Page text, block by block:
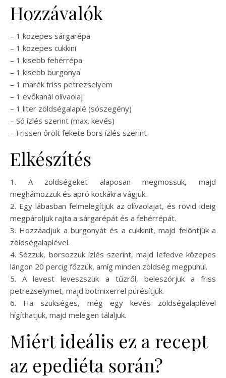
Hozzávalók
– 1 közepes sárgarépa
– 1 közepes cukkini
– 1 kisebb fehérrépa
– 1 kisebb burgonya
– 1 marék friss petrezselyem
– 1 evőkanál olívaolaj
– 1 liter zöldségalaplé (sószegény)
– Só ízlés szerint (max. kevés)
– Frissen őrölt fekete bors ízlés szerint
Elkészítés
1. A zöldségeket alaposan megmossuk, majd
meghámozzuk és apró kockákra vágjuk.
2. Egy lábasban felmelegítjük az olívaolajat, és rövid ideig
megpároljuk rajta a sárgarépát és a fehérrépát.
3. Hozzáadjuk a burgonyát és a cukkinit, majd felöntjük a
zöldségalaplével.
4. Sózzuk, borsozzuk ízlés szerint, majd lefedve közepes
lángon 20 percig főzzük, amíg minden zöldség megpuhul.
5. A levest leveszszük a tűzről, beleszórjuk a friss
petrezselymet, majd botmixerrel pürésítjük.
6. Ha szükséges, még egy kevés zöldségalaplével
hígíthatjuk, majd melegen tálaljuk.
Miért ideális ez a recept
az epediéta során?